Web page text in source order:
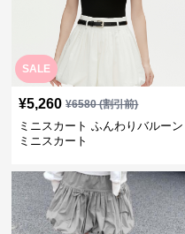
SALE
¥5,260 ¥6580(割引前)
ミニスカート ふんわりバルーン
ミニスカート